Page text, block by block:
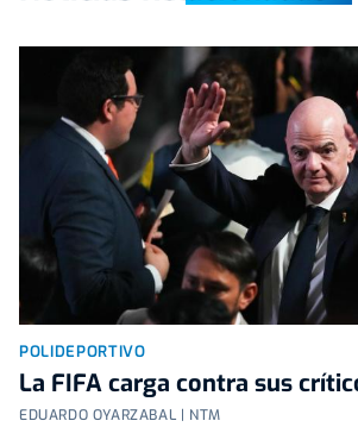
POLIDEPORTIVO
La FIFA carga contra sus
EDUARDO OYARZABAL | NTM